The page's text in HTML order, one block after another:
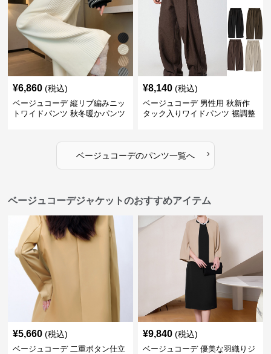
¥6,860 (税込)
ベージュコーデ 縦リブ編みニッ
トワイドパンツ 秋冬暖かパンツ
¥8,140 (税込)
ベージュコーデ 男性用 秋新作
タック入りワイドパンツ 裾調整
ベージュコーデのパンツ一覧へ ›
ベージュコーデジャケットのおすすめアイテム
¥5,660 (税込)
ベージュコーデ 二重ボタン仕立
¥9,840 (税込)
ベージュコーデ 優美な羽織りジ